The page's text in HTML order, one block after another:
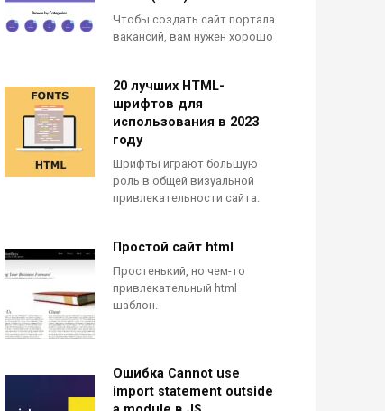
Чтобы создать сайт портала
вакансий, вам нужен хорошо
20 лучших HTML-
шрифтов для
использования в 2023
году
Шрифты играют большую
роль в общей визуальной
привлекательности сайта.
Простой сайт html
Простенький, но чем-то
привлекательный html
шаблон.
Ошибка Cannot use
import statement outside